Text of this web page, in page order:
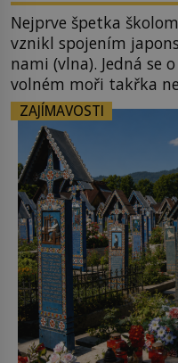
Nejprve špetka
vznikl spojením
nami (vlna). Jedná se
volném moři takřka
vlnová délka tsunami
na volném moři je
podobné obří vlny
tsunami si […]
ZAJÍMAVOSTI